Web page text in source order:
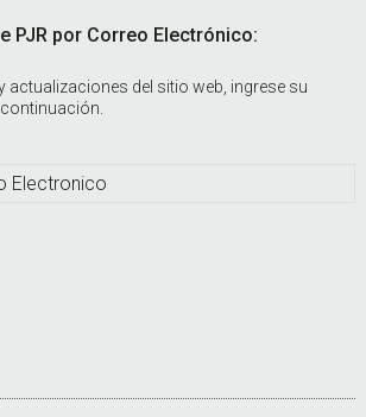
PJR por Correo Electrónico:
actualizaciones del sitio web, ingrese su